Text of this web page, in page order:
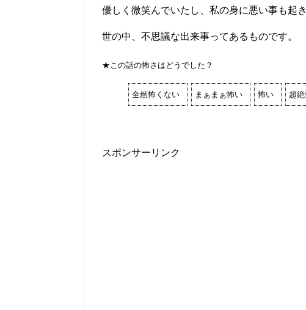
優しく微笑んでいたし、私の身に悪い事も起
世の中、不思議な出来事ってあるものです。
★この話の怖さはどうでした？
全然怖くない まぁまぁ怖い 怖い 超絶
スポンサーリンク